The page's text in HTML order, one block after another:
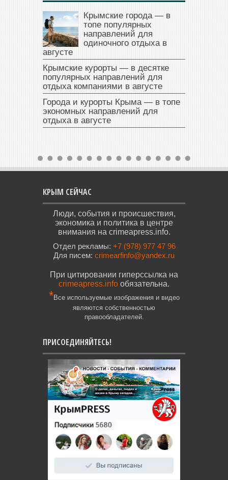
Крымские города — в
топе популярных
направлений для
одиночного отдыха в
августе
Крымские курорты — в десятке
популярных направлений для
отдыха компаниями в августе
Города и курорты Крыма — в топе
экономных направлений для
отдыха в августе
КРЫМ СЕЙЧАС
Люди, события и происшествия,
экономика и политика в центре
внимания на crimeapress.info.
Отдел рекламы: +7 (978) 977 47 96
Для писем: crimearfinfo@yandex.ru
При цитировании гиперссылка на
crimeapress.info обязательна.
*Все используемые изображения и видео
являются собственностью
правообладателей.
ПРИСОЕДИНЯЙТЕСЬ!